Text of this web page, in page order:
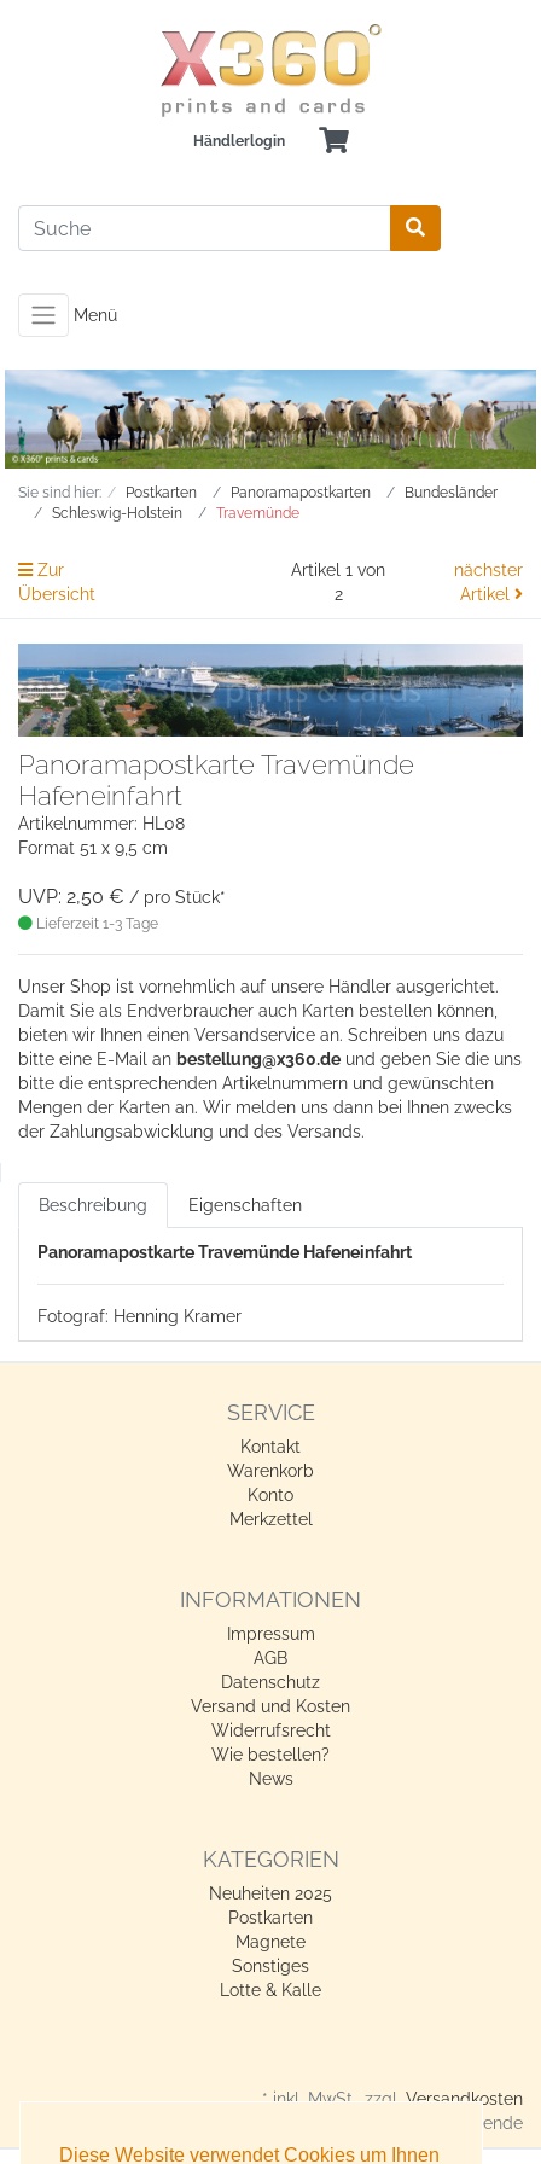
Händlerlogin
Menü
Sie sind hier: Postkarten Panoramapostkarten
Bundesländer
Schleswig-Holstein
Travemünde
Zur
Übersicht
Artikel 1 von
2
nächster
Artikel
Panoramapostkarte Travemünde
Hafeneinfahrt
Artikelnummer: HL08
Format 51 x 9,5 cm
UVP: 2,50 € / pro Stück*
Lieferzeit 1-3 Tage
Unser Shop ist vornehmlich auf unsere Händler ausgerichtet.
Damit Sie als Endverbraucher auch Karten bestellen können,
bieten wir Ihnen einen Versandservice an. Schreiben uns dazu
bitte eine E-Mail an bestellung@x360.de und geben Sie die uns
bitte die entsprechenden Artikelnummern und gewünschten
Mengen der Karten an. Wir melden uns dann bei Ihnen zwecks
der Zahlungsabwicklung und des Versands.
Beschreibung Eigenschaften
Panoramapostkarte Travemünde Hafeneinfahrt
Fotograf: Henning Kramer
SERVICE
Kontakt
Warenkorb
Konto
Merkzettel
INFORMATIONEN
Impressum
AGB
Datenschutz
Versand und Kosten
Widerrufsrecht
Wie bestellen?
News
KATEGORIEN
Neuheiten 2025
Postkarten
Magnete
Sonstiges
Lotte & Kalle
* inkl. MwSt., zzgl.Versandkosten
Verkauf nur an Gewerbetreibende
Diese Website verwendet Cookies um Ihnen